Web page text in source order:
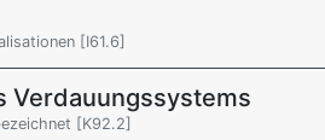
[I61.6]
Verdauungssystems
[K92.2]